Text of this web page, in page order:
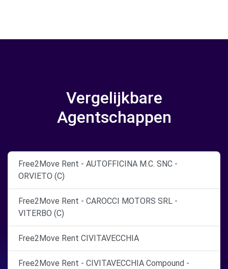
Vergelijkbare
Agentschappen
Free2Move Rent - AUTOFFICINA M.C. SNC -
ORVIETO (C)
Free2Move Rent - CAROCCI MOTORS SRL -
VITERBO (C)
Free2Move Rent CIVITAVECCHIA
Free2Move Rent - CIVITAVECCHIA Compound -